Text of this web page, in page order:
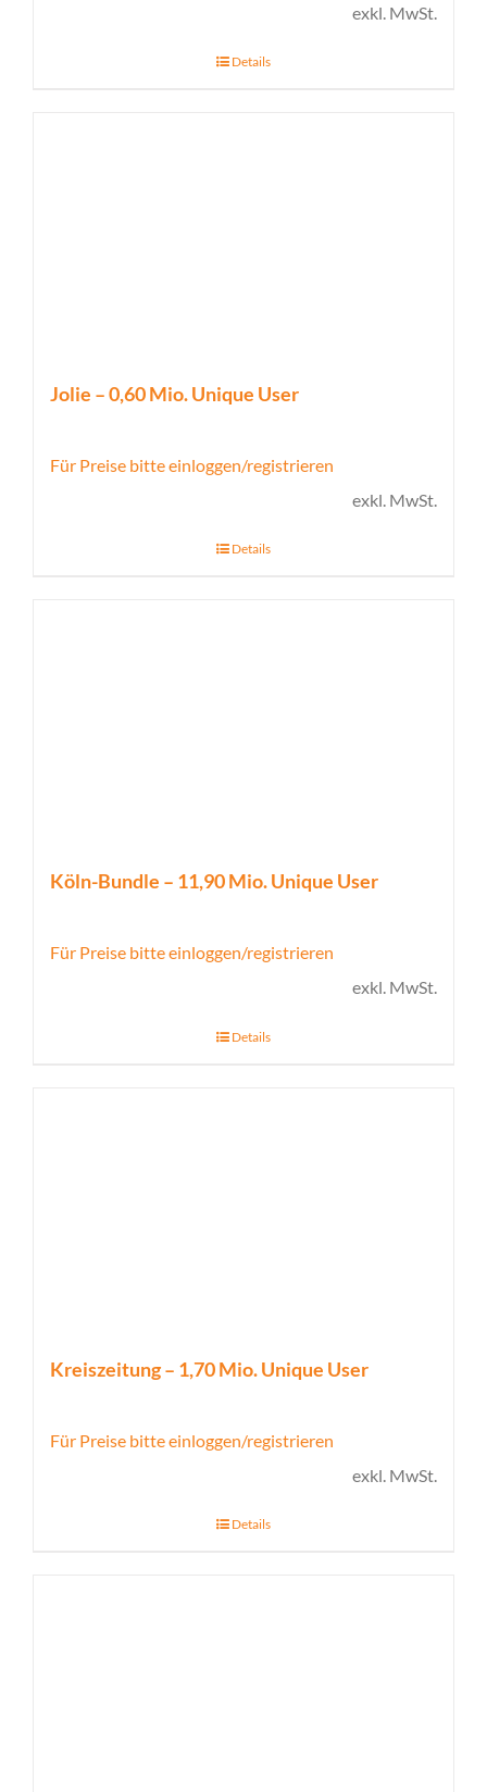
exkl. MwSt.
Details
Jolie – 0,60 Mio. Unique User
Für Preise bitte einloggen/registrieren
exkl. MwSt.
Details
Köln-Bundle – 11,90 Mio. Unique User
Für Preise bitte einloggen/registrieren
exkl. MwSt.
Details
Kreiszeitung – 1,70 Mio. Unique User
Für Preise bitte einloggen/registrieren
exkl. MwSt.
Details